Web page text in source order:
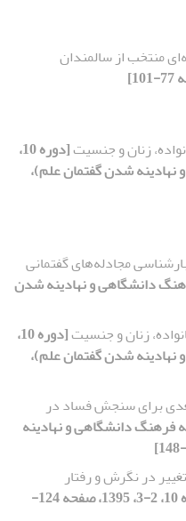
منتخب از سالمندان
زنان و جنسیت
[دوره 10،
نهادینه شدن گفتمان علم)،
مجادله‌های گفتمانی
فرهنگ دانشگاهی و نهادینه شدن
زنان و جنسیت
[دوره 10،
نهادینه شدن گفتمان علم)،
برای سنجش فساد در
نامه فرهنگ دانشگاهی و نهادینه
در نگرش و رفتار
[دوره 10، 2-3، 1395، صفحه 124-